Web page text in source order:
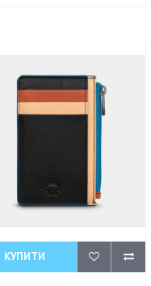
КУПИТИ